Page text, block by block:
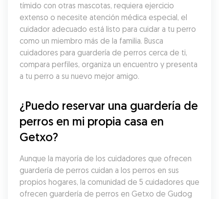
tímido con otras mascotas, requiera ejercicio
extenso o necesite atención médica especial, el
cuidador adecuado está listo para cuidar a tu perro
como un miembro más de la familia. Busca
cuidadores para guardería de perros cerca de ti,
compara perfiles, organiza un encuentro y presenta
a tu perro a su nuevo mejor amigo.
¿Puedo reservar una guardería de
perros en mi propia casa en
Getxo?
Aunque la mayoría de los cuidadores que ofrecen
guardería de perros cuidan a los perros en sus
propios hogares, la comunidad de 5 cuidadores que
ofrecen guardería de perros en Getxo de Gudog